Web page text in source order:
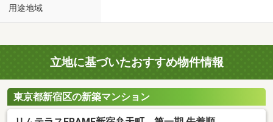
用途地域
立地に基づいたおすすめ物件情報
東京都新宿区の新築マンション